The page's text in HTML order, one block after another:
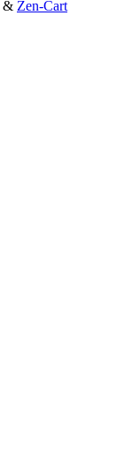
& Zen-Cart